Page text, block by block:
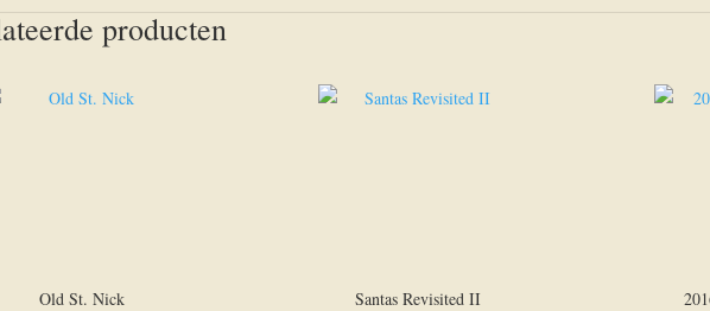
producten
Old St. Nick Santas Revisited II